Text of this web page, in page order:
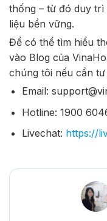
thống – từ đó duy
liệu bền vững.
Để có thể tìm hiểu
vào Blog của
chúng tôi nếu cần
Email:
Hotline: 1900
Livechat: https://